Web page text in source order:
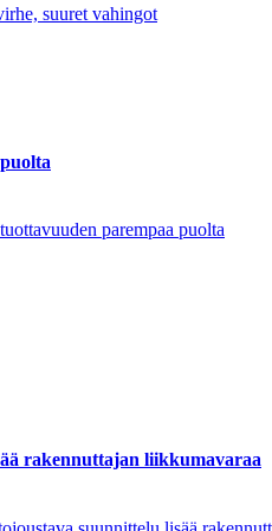
suuret vahingot
parempaa puolta
rakennuttajan liikkumavaraa